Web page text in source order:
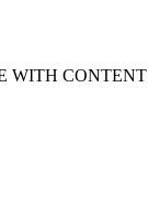
WITH CONTENT